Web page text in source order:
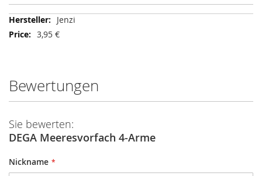
Mehr
Informationen
Jenzi
3,95 €
Bewertungen
Sie bewerten:
DEGA Meeresvorfach 4-Arme
Nickname